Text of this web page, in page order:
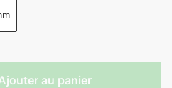
au panier